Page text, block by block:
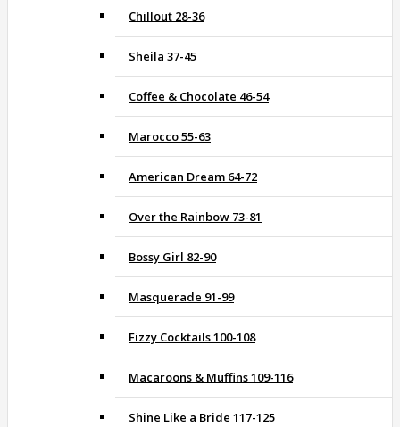
Chillout 28-36
Sheila 37-45
Coffee & Chocolate 46-54
Marocco 55-63
American Dream 64-72
Over the Rainbow 73-81
Bossy Girl 82-90
Masquerade 91-99
Fizzy Cocktails 100-108
Macaroons & Muffins 109-116
Shine Like a Bride 117-125